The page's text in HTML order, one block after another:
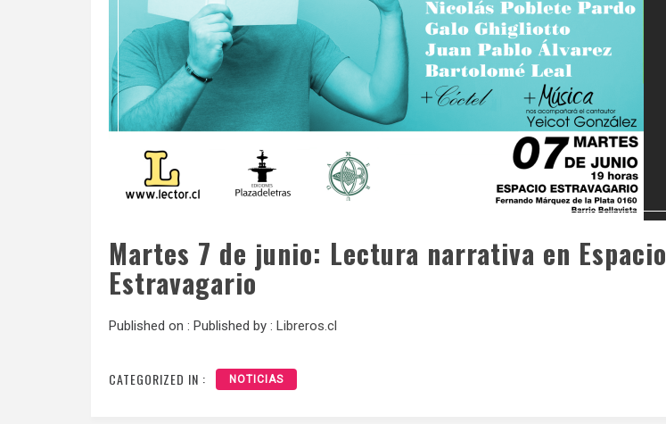
Martes 7 de junio: Lectura narrativa en Espacio
Estravagario
Published on : Published by : Libreros.cl
CATEGORIZED IN : NOTICIAS